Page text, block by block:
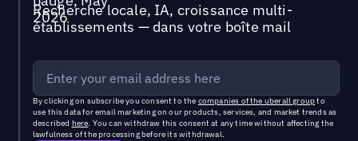
Recherche locale, IA, croissance multi-
établissements — dans votre boîte mail
By clicking on subscribe you consent to the companies of the uberall groupto
use this data for email marketing on our products, services, and market trends as
described here. You can withdraw this consent at any time without affecting the
lawfulness of the processing before its withdrawal.